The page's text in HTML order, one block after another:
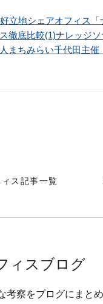
立地シェアオフィス「
徹底比較(1)ナレッジソ
人まちみらい千代田主
ス記事一覧
ィスブログ
察をブログにまとめ